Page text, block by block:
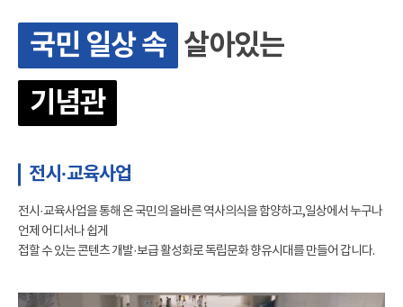
국민 일상 속 살아있는
기념관
전시·교육사업
전시·교육사업을 통해 온 국민의 올바른 역사의식을 함양하고,일상에서 누구나
언제 어디서나 쉽게
접할 수 있는 콘텐츠 개발·보급 활성화로 독립문화 향유시대를 만들어 갑니다.